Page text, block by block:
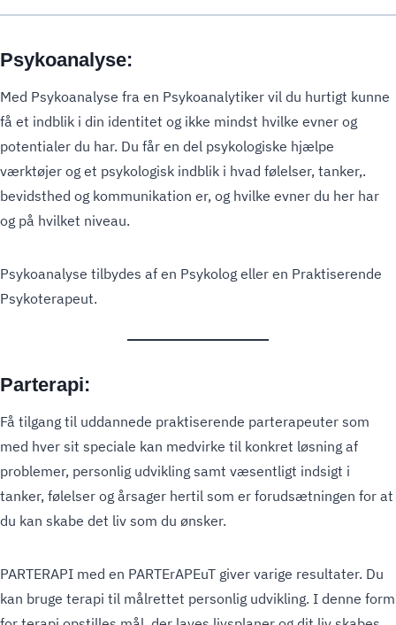
Psykoanalyse:
Med Psykoanalyse fra en Psykoanalytiker vil du hurtigt kunne
få et indblik i din identitet og ikke mindst hvilke evner og
potentialer du har. Du får en del psykologiske hjælpe
værktøjer og et psykologisk indblik i hvad følelser, tanker,.
bevidsthed og kommunikation er, og hvilke evner du her har
og på hvilket niveau.
Psykoanalyse tilbydes af en Psykolog eller en Praktiserende
Psykoterapeut.
Parterapi:
Få tilgang til uddannede praktiserende parterapeuter som
med hver sit speciale kan medvirke til konkret løsning af
problemer, personlig udvikling samt væsentligt indsigt i
tanker, følelser og årsager hertil som er forudsætningen for at
du kan skabe det liv som du ønsker.
PARTERAPI med en PARTErAPEuT giver varige resultater. Du
kan bruge terapi til målrettet personlig udvikling. I denne form